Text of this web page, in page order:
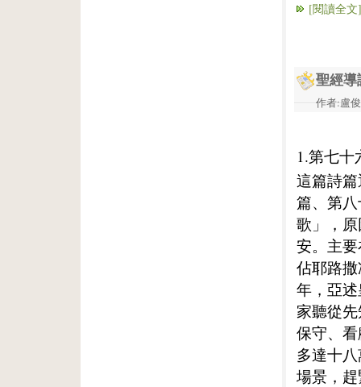
[閱讀全文]
聖經導
作者:盧
1.第七十
這篇詩
篇、第
歌」，
安。主
佔耶路
年，亞
家聽從
保守、
多達十
場景，